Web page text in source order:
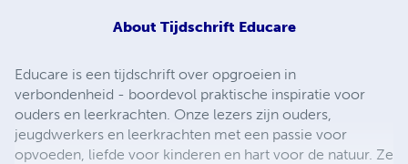
About Tijdschrift Educare
Educare is een tijdschrift over opgroeien in
verbondenheid - boordevol praktische inspiratie voor
ouders en leerkrachten. Onze lezers zijn ouders,
jeugdwerkers en leerkrachten met een passie voor
opvoeden, liefde voor kinderen en hart voor de natuur. Ze